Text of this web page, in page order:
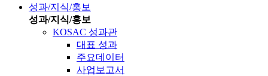
성과/지식/홍보
성과/지식/홍보
KOSAC 성과관
대표 성과
주요데이터
사업보고서